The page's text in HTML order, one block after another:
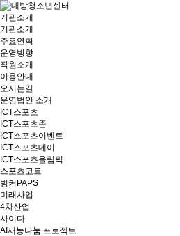
기관소개
기관소개
주요연혁
운영방향
직원소개
이용안내
오시는길
운영법인 소개
ICT스포츠
ICT스포츠존
ICT스포츠이벤트
ICT스포츠데이
ICT스포츠올림픽
스포츠코트
벙커PAPS
미래사업
4차산업
사이다
AI재능나눔 프로젝트